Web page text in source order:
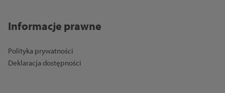
Informacje prawne
Polityka prywatności
Deklaracja dostępności